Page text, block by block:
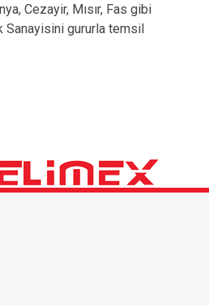
Cezayir, Mısır, Fas gibi
Sanayisini gururla temsil